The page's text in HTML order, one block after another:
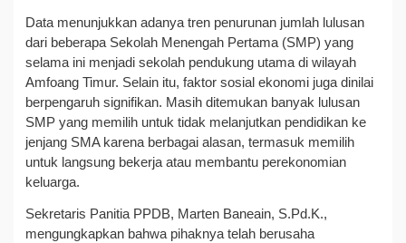
Data menunjukkan adanya tren penurunan jumlah lulusan
dari beberapa Sekolah Menengah Pertama (SMP) yang
selama ini menjadi sekolah pendukung utama di wilayah
Amfoang Timur. Selain itu, faktor sosial ekonomi juga dinilai
berpengaruh signifikan. Masih ditemukan banyak lulusan
SMP yang memilih untuk tidak melanjutkan pendidikan ke
jenjang SMA karena berbagai alasan, termasuk memilih
untuk langsung bekerja atau membantu perekonomian
keluarga.
Sekretaris Panitia PPDB, Marten Baneain, S.Pd.K.,
mengungkapkan bahwa pihaknya telah berusaha